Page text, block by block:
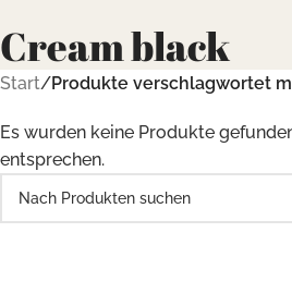
Cream black
Start/Produkte verschlagwortet
Es wurden keine Produkte
entsprechen.